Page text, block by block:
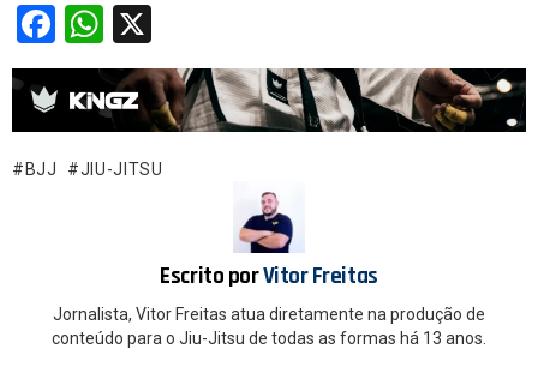
F
a
ce
b
o
W
h
at
s
A
BJJ JIU-JITSU
Escrito porVitor Freitas
Jornalista, Vitor Freitas atua diretamente na produção de
conteúdo para o Jiu-Jitsu de todas as formas há 13 anos.